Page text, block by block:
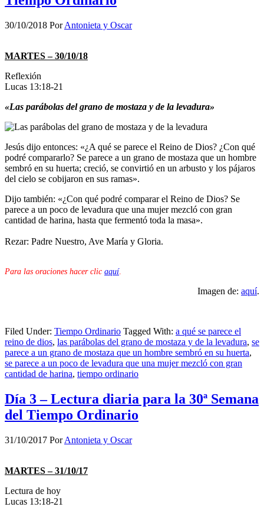
30/10/2018 PorAntonieta y Oscar
MARTES – 30/10/18
Reflexión
Lucas 13:18-21
«Las parábolas del grano de mostaza y de la levadura»
Jesús dijo entonces: «¿A qué se parece el Reino de Dios? ¿Con qué
podré compararlo? Se parece a un grano de mostaza que un hombre
sembró en su huerta; creció, se convirtió en un arbusto y los pájaros
del cielo se cobijaron en sus ramas».
Dijo también: «¿Con qué podré comparar el Reino de Dios? Se
parece a un poco de levadura que una mujer mezcló con gran
cantidad de harina, hasta que fermentó toda la masa».
Rezar: Padre Nuestro, Ave María y Gloria.
Para las oraciones hacer clic aquí.
Imagen de: aquí.
Filed Under: Tiempo Ordinario Tagged With: a qué se parece el
reino de dios, las parábolas del grano de mostaza y de la levadura, se
parece a un grano de mostaza que un hombre sembró en su huerta,
se parece a un poco de levadura que una mujer mezcló con gran
cantidad de harina, tiempo ordinario
Día 3 – Lectura diaria para la 30ª Semana
del Tiempo Ordinario
31/10/2017 PorAntonieta y Oscar
MARTES – 31/10/17
Lectura de hoy
Lucas 13:18-21